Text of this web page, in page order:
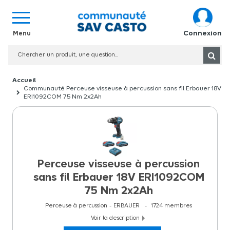
Connexion
Communauté Perceuse visseuse à percussion sans fil Erbauer 18V
ERI1092COM 75 Nm 2x2Ah
Perceuse visseuse à percussion
sans fil Erbauer 18V ERI1092COM
75 Nm 2x2Ah
Perceuse à percussion ERBAUER 1724 membres
Voir la description